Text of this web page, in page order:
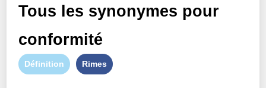
Tous les synonymes pour
conformité
Définition Rimes